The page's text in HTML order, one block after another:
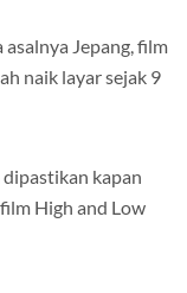
Jepang, film
naik layar sejak 9
kapan
High and Low